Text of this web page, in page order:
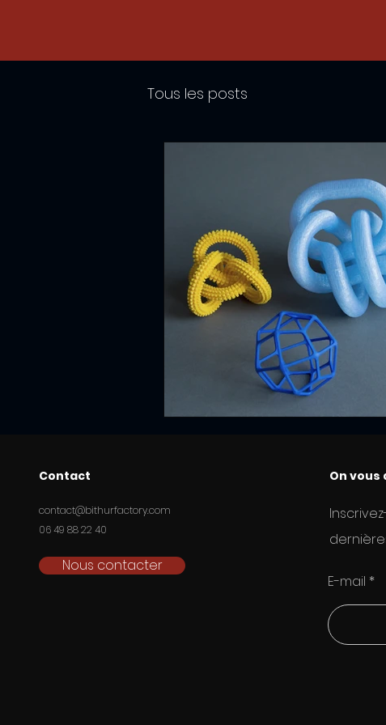
Tous les posts
Contact
contact@bithurfactory.com
06 49 88 22 40
Nous contacter
On vous
E-mail